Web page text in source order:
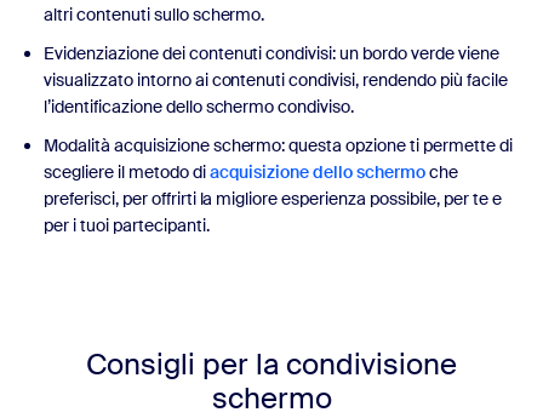
altri contenuti sullo schermo.
Evidenziazione dei contenuti condivisi: un bordo verde viene
visualizzato intorno ai contenuti condivisi, rendendo più facile
l’identificazione dello schermo condiviso.
Modalità acquisizione schermo: questa opzione ti permette di
scegliere il metodo diacquisizione dello schermoche
preferisci, per offrirti la migliore esperienza possibile, per te e
per i tuoi partecipanti.
Consigli per la condivisione
schermo